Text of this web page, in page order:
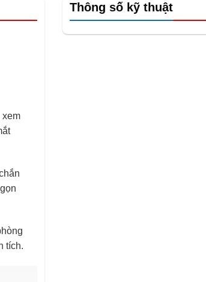
xem
tích.
Thông số kỹ thuật